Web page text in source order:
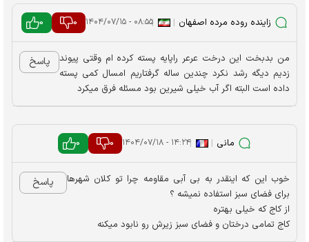
زاینده روده مرده اصفهان |
|۰۸:۵۵ - ۱۴۰۴/۰۷/۱۵ 0
0
من بدبخت این درخت عرعر راپایه پسته کرده ام وقتی پیوند
زدیم دیگه رشد نکرد چندین ساله گرفتاریم امسال کمی پسته
داده است البته اگر آب خیلی شیرین بود مسئله فرق میکرد
پاسخ
مانی |
|۱۴:۲۴ - ۱۴۰۴/۰۷/۱۸ 0
0
خوب این که اینقدر به بی آبی مقاومه چرا تو کلان شهرها
برای فضای سبز استفاده نمیشه ؟
از کاج که خیلی بهتره
کاج تمامی درختان و فضای سبز زیرش رو نابود میکنه
پاسخ